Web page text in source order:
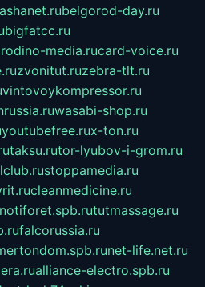
ashanet.rubelgorod-day.ru
bigfatcc.ru
media.rucard-voice.ru
zvonitut.ruzebra-tlt.ru
vintovoykompressor.ru
wasabi-shop.ru
youtubefree.rux-ton.ru
taksu.rutor-lyubov-i-grom.ru
stoppamedia.ru
cleanmedicine.ru
tutmassage.ru
falcorussia.ru
net-life.net.ru
alliance-electro.spb.ru